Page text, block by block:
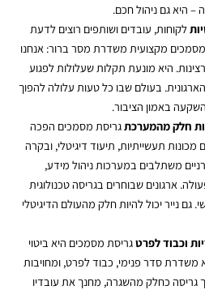
– היא גם ניהול חכם.
לקוחות, עובדים ושותפים רוצים לדעת
מקצועית משדרת מסר ברור: אנחנו
היא מונעת תקלות שעלולות לפגוע
בעולם שבו כל טעות עלולה להפוך
באמון הציבור.
חלק מהמערכתגריסת מסמכים הפכה
תעשייתיות, תיעוד דיגיטלי, ובקרה
משתלבים במערכות ניהול מידע,
ארגונים שבוחרים בגריסה טכנולוגית
גם נייר יכול להיות חלק מהעולם הדיגיטלי
וכבוד לפרטגריסת מסמכים היא ביטוי
משדרת סדר פנימי, כבוד לפרט, ומחויבות
גריסה כחלק מהשגרה, מחנך את עובדיו